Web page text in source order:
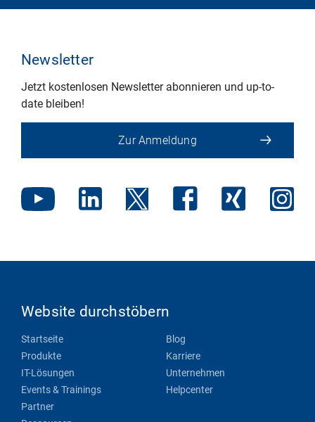
Newsletter
Jetzt kostenlosen Newsletter abonnieren und up-to-
date bleiben!
Zur Anmeldung
Website durchstöbern
Startseite
Produkte
IT-Lösungen
Events & Trainings
Partner
Blog
Karriere
Unternehmen
Helpcenter